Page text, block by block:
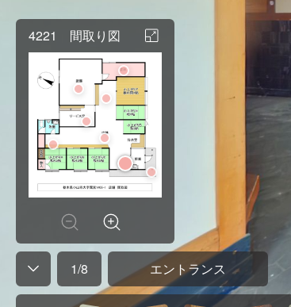
4221 間取り図
1/8 エントランス